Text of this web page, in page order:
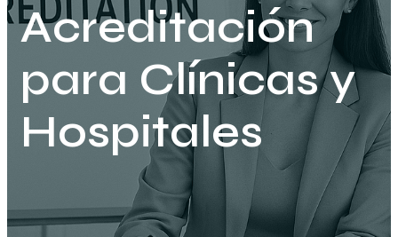
Acreditación
para Clínicas y
Hospitales